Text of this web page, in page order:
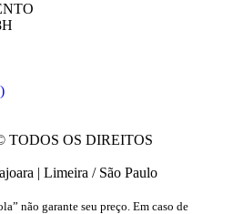
TODOS OS DIREITOS
| Limeira / São Paulo
não garante seu preço. Em caso de